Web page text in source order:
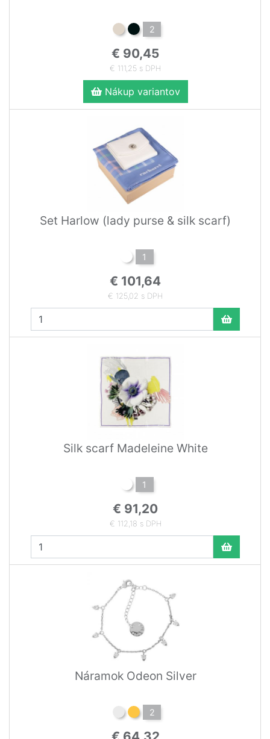
2
€ 90,45
€ 111,25 s DPH
Nákup variantov
Set Harlow (lady purse & silk scarf)
1
€ 101,64
€ 125,02 s DPH
Silk scarf Madeleine White
1
€ 91,20
€ 112,18 s DPH
Náramok Odeon Silver
2